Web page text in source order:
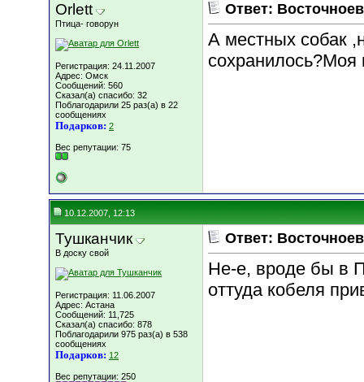
Orlett
Птица- говорун
Регистрация: 24.11.2007
Адрес: Омск
Сообщений: 560
Сказал(а) спасибо: 32
Поблагодарили 25 раз(а) в 22
сообщениях
Подарков: 2
Вес репутации: 75
Ответ:
А местных собак
сохранилось?Моя
10.12.2007, 12:13
Тушканчик
В доску свой
Регистрация: 11.06.2007
Адрес: Астана
Сообщений: 11,725
Сказал(а) спасибо: 878
Поблагодарили 975 раз(а) в 538
сообщениях
Подарков: 12
Вес репутации: 250
Ответ:
Не-е, вроде бы в
оттуда кобеля